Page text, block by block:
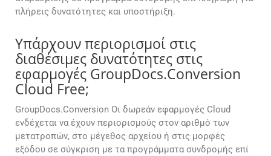
πλήρεις δυνατότητες και υποστήριξη.
Υπάρχουν περιορισμοί στις
διαθέσιμες δυνατότητες στις
εφαρμογές GroupDocs.Conversion
Cloud Free;
GroupDocs.Conversion Οι δωρεάν εφαρμογές Cloud
ενδέχεται να έχουν περιορισμούς στον αριθμό των
μετατροπών, στο μέγεθος αρχείου ή στις μορφές
εξόδου σε σύγκριση με τα προγράμματα συνδρομής επί